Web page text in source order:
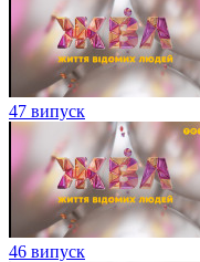
47 випуск
46 випуск